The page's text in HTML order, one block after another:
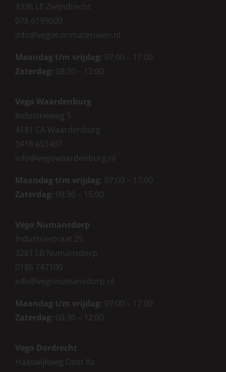
3336 LE Zwijndrecht
078 6199000
info@vegotuinmaterialen.nl
Maandag t/m vrijdag: 07:00 – 17:00
Zaterdag: 08:30 – 12:00
Vego Waardenburg
Industrieweg 5
4181 CA Waardenburg
0418 651407
info@vegowaardenburg.nl
Maandag t/m vrijdag: 07:00 – 17:00
Zaterdag: 08:30 – 15:00
Vego Numansdorp
Industriestraat 25
3281 LB Numansdorp
0186 747100
info@vegonumansdorp.nl
Maandag t/m vrijdag: 07:00 – 17:00
Zaterdag: 08:30 – 12:00
Vego Dordrecht
Haaswijkweg Oost 8a